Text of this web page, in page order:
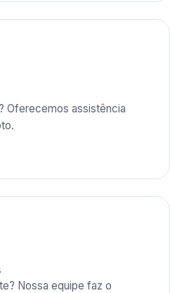
Oferecemos assistência
Nossa equipe faz o